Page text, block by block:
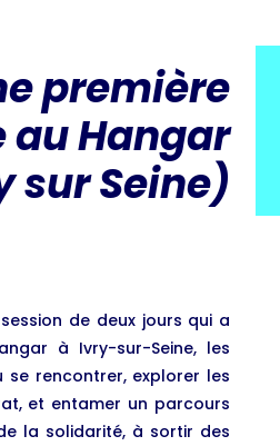
première
au Hangar
sur Seine)
de deux jours qui a
à Ivry-sur-Seine, les
rencontrer, explorer les
et entamer un parcours
la solidarité, à sortir des